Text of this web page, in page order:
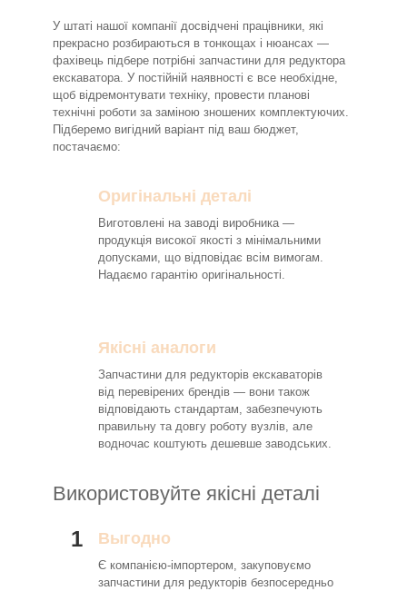
У штаті нашої компанії досвідчені працівники, які
прекрасно розбираються в тонкощах і нюансах —
фахівець підбере потрібні запчастини для редуктора
екскаватора. У постійній наявності є все необхідне,
щоб відремонтувати техніку, провести планові
технічні роботи за заміною зношених комплектуючих.
Підберемо вигідний варіант під ваш бюджет,
постачаємо:
Оригінальні деталі
Виготовлені на заводі виробника —
продукція високої якості з мінімальними
допусками, що відповідає всім вимогам.
Надаємо гарантію оригінальності.
Якісні аналоги
Запчастини для редукторів екскаваторів
від перевірених брендів — вони також
відповідають стандартам, забезпечують
правильну та довгу роботу вузлів, але
водночас коштують дешевше заводських.
Використовуйте якісні деталі
1 Выгодно
Є компанією-імпортером, закуповуємо
запчастини для редукторів безпосередньо